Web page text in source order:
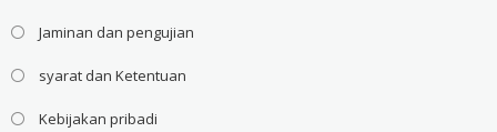
Jaminan dan pengujian
syarat dan Ketentuan
Kebijakan pribadi